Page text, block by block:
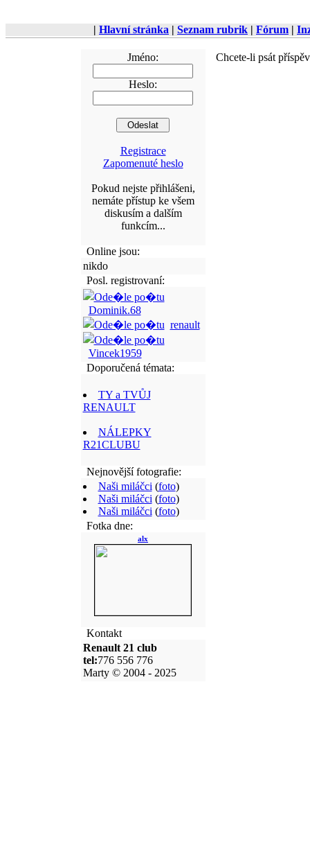
| Hlavní stránka | Seznam rubrik | Fórum |
Jméno:
Heslo:
Registrace
Zapomenuté heslo
Pokud nejste přihlášeni,
nemáte přístup ke všem
diskusím a dalším
funkcím...
Online jsou:
nikdo
Posl. registrovaní:
Dominik.68
renault
Vincek1959
Doporučená témata:
TY a TVŮJ
RENAULT
NÁLEPKY
R21CLUBU
Nejnovější fotografie:
Naši miláčci (foto)
Naši miláčci (foto)
Naši miláčci (foto)
Fotka dne:
alx
Kontakt
Renault 21 club
tel:776 556 776
Marty © 2004 - 2025
Chcete-li psát